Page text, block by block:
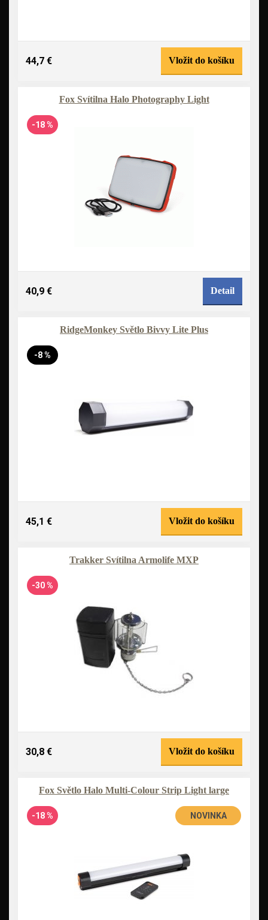
44,7 € Vložit do košíku
Fox Svítilna Halo Photography Light
-18 %
40,9 € Detail
RidgeMonkey Světlo Bivvy Lite Plus
-8 %
45,1 € Vložit do košíku
Trakker Svítilna Armolife MXP
-30 %
30,8 € Vložit do košíku
Fox Světlo Halo Multi-Colour Strip Light large
-18 % NOVINKA